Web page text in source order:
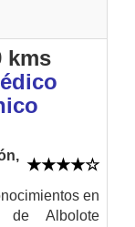
kms
en
de Albolote